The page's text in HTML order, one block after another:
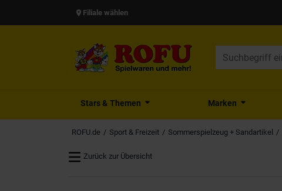
Filiale wählen
Stars & Themen Marken
ROFU.de Sport & Freizeit Sommerspielzeug + Sandartikel
Zurück zur Übersicht